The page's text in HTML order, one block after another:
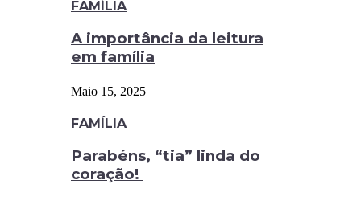
FAMÍLIA
A importância da leitura
em família
Maio 15, 2025
FAMÍLIA
Parabéns, “tia” linda do
coração!